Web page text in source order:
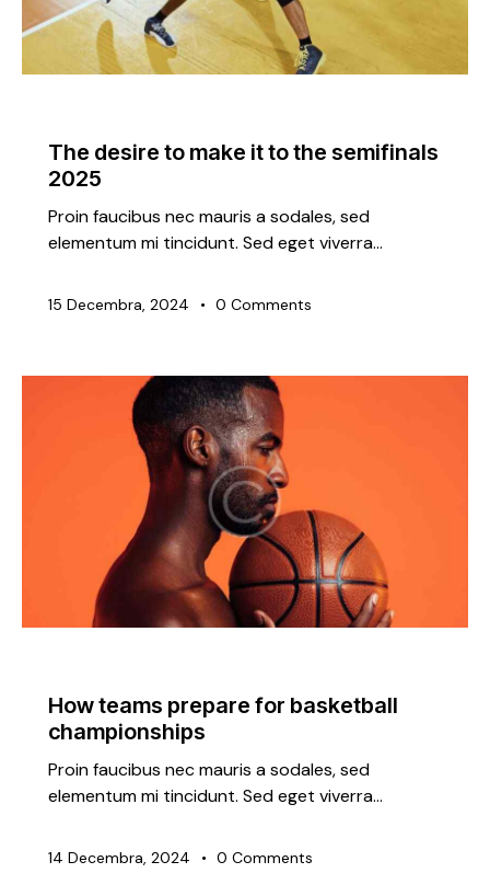
The desire to make it to the semifinals
2025
Proin faucibus nec mauris a sodales, sed
elementum mi tincidunt. Sed eget viverra…
15 Decembra, 2024 0 Comments
How teams prepare for basketball
championships
Proin faucibus nec mauris a sodales, sed
elementum mi tincidunt. Sed eget viverra…
14 Decembra, 2024 0 Comments